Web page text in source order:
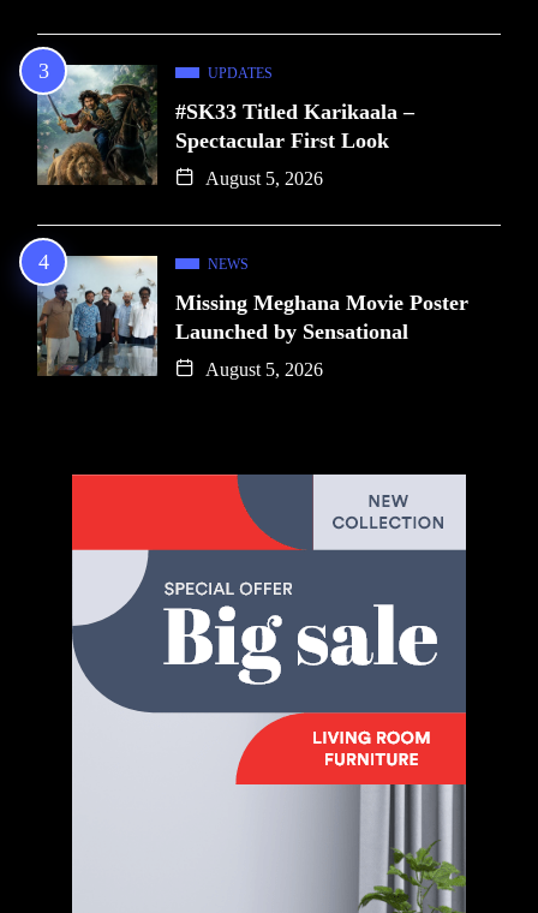
UPDATES
#SK33 Titled Karikaala –
Spectacular First Look
August 5, 2026
NEWS
Missing Meghana Movie Poster
Launched by Sensational
August 5, 2026